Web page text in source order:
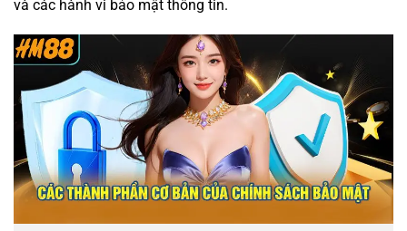
và các hành vi bảo mật thông tin.